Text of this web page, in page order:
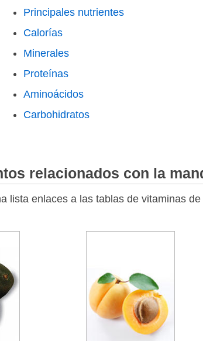
Principales nutrientes
Calorías
Minerales
Proteínas
Aminoácidos
Carbohidratos
relacionados con la
lista enlaces a las tablas de vitaminas